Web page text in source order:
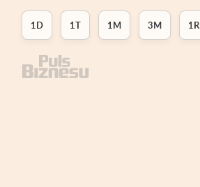
1D 1T 1M 3M 1R